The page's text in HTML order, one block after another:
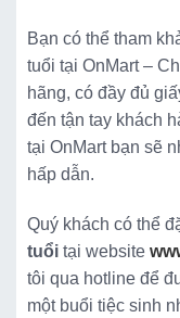
Bạn có thể tham
tuổi tại OnMart –
hãng, có đầy đủ
đến tận tay khách
tại OnMart bạn sẽ
hấp dẫn.
Quý khách có thể
tuổi tại website
tôi qua hotline để
một buổi tiệc sinh